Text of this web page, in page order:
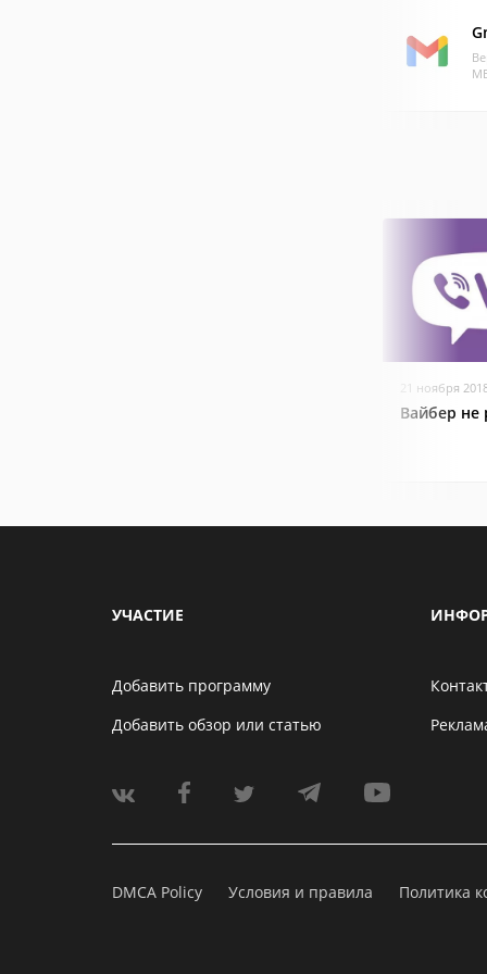
21 ноября
Вайбер не
УЧАСТИЕ
Добавить программу
Добавить обзор или статью
DMCA Policy Условия и правила Политика